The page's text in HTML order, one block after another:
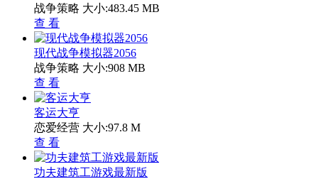
战争策略 大小:483.45 MB
查 看
现代战争模拟器2056
战争策略 大小:908 MB
查 看
客运大亨
恋爱经营 大小:97.8 M
查 看
功夫建筑工游戏最新版